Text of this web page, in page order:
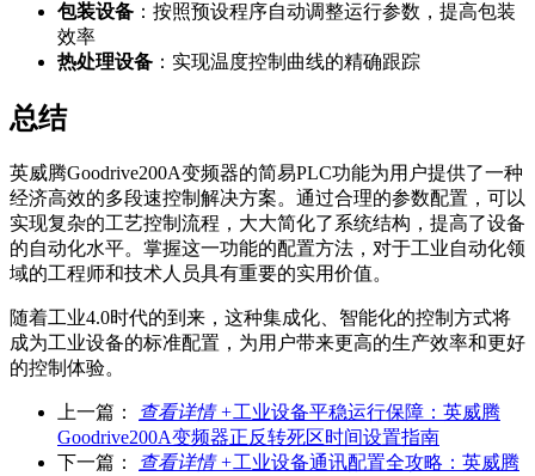
包装设备 ：按照预设程序自动调整运行参数，提高包装
效率
热处理设备 ：实现温度控制曲线的精确跟踪
总结
英威腾Goodrive200A变频器的简易PLC功能为用户提供了一种
经济高效的多段速控制解决方案。通过合理的参数配置，可以
实现复杂的工艺控制流程，大大简化了系统结构，提高了设备
的自动化水平。掌握这一功能的配置方法，对于工业自动化领
域的工程师和技术人员具有重要的实用价值。
随着工业4.0时代的到来，这种集成化、智能化的控制方式将
成为工业设备的标准配置，为用户带来更高的生产效率和更好
的控制体验。
上一篇： 查看详情 +工业设备平稳运行保障：英威腾
Goodrive200A变频器正反转死区时间设置指南
下一篇：
查看详情 +工业设备通讯配置全攻略：英威腾